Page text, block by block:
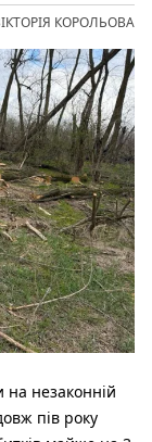
КОРОЛЬОВА
на незаконній
пів року